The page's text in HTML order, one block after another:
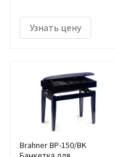
Узнать цену
Brahner BP-150/BK